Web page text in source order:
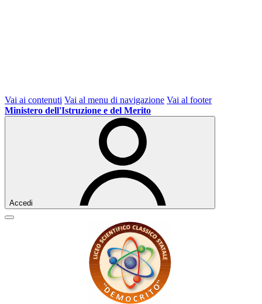
Vai ai contenuti Vai al menu di navigazione Vai al footer
Ministero dell'Istruzione e del Merito
Accedi